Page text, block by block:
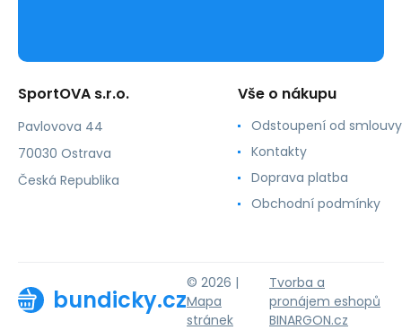
SportOVA s.r.o.
Pavlovova 44
70030 Ostrava
Česká Republika
Vše o nákupu
Odstoupení od smlouvy
Kontakty
Doprava platba
Obchodní podmínky
bundicky.cz
© 2026 |
Mapa
stránek
Tvorba a
pronájem eshopů
BINARGON.cz